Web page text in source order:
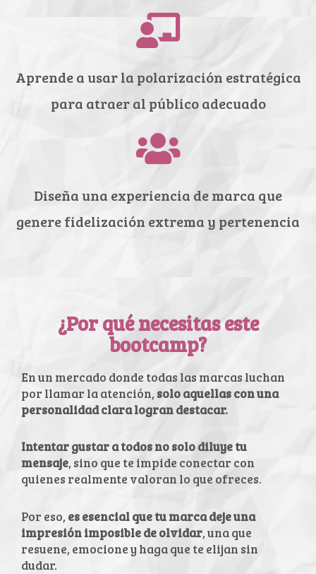
Aprende a usar la polarización estratégica
para atraer al público adecuado
Diseña una experiencia de marca que
genere fidelización extrema y pertenencia
¿Por qué necesitas este
bootcamp?
En un mercado donde todas las marcas luchan
por llamar la atención,solo aquellas con una
personalidad clara logran destacar.
Intentar gustar a todos no solo diluye tu
mensaje, sino que te impide conectar con
quienes realmente valoran lo que ofreces.
Por eso,es esencial que tu marca deje una
impresión imposible de olvidar, una que
resuene, emocione y haga que te elijan sin
dudar.